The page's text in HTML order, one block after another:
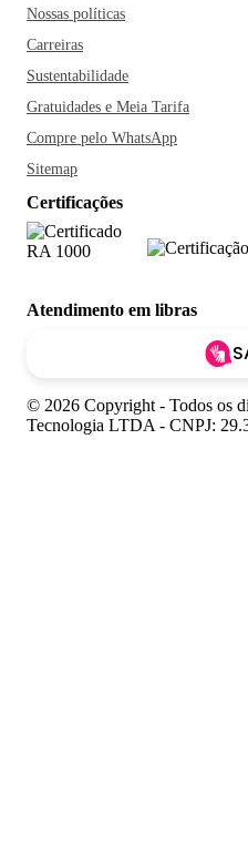
Nossas políticas
Carreiras
Sustentabilidade
Gratuidades e Meia Tarifa
Compre pelo WhatsApp
Sitemap
Certificações
Atendimento em libras
© 2026 Copyright - Todos os
Tecnologia LTDA - CNPJ: